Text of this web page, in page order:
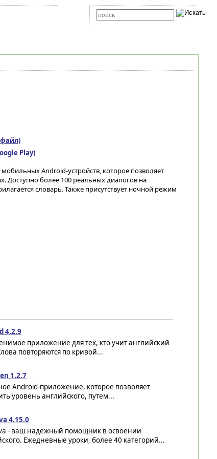
файл)
Play)
Android-устройств, которое позволяет
Доступно более 100 реальных диалогов на
словарь. Также присутствует ночной режим
4.2.9
приложение для тех, кто учит английский
повторяются по кривой...
1.2.7
Android-приложение, которое позволяет
уровень английского, путем...
4.15.0
- ваш надежный помощник в освоении
Ежедневные уроки, более 40 категорий...